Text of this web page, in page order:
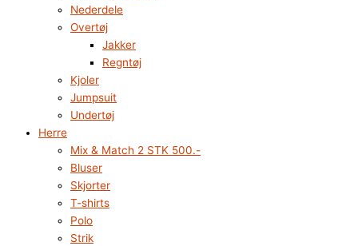
Nederdele
Overtøj
Jakker
Regntøj
Kjoler
Jumpsuit
Undertøj
Herre
Mix & Match 2 STK 500.-
Bluser
Skjorter
T-shirts
Polo
Strik